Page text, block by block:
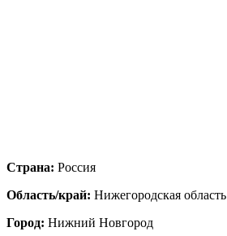
Страна: Россия
Область/край: Нижегородская область
Город: Нижний Новгород